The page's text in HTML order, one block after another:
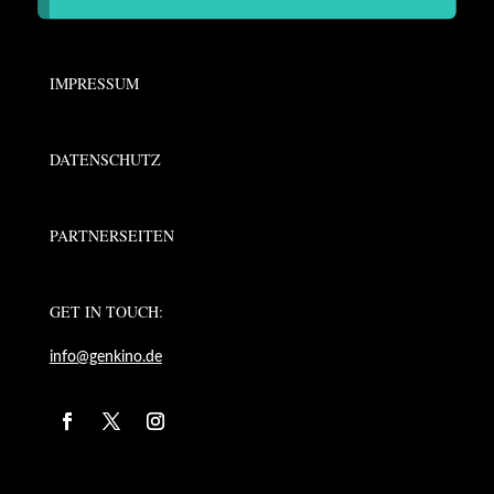
IMPRESSUM
DATENSCHUTZ
PARTNERSEITEN
GET IN TOUCH:
info@genkino.de